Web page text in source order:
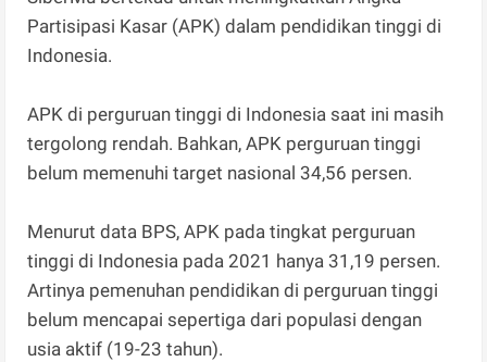
Partisipasi Kasar (APK) dalam pendidikan tinggi di
Indonesia.
APK di perguruan tinggi di Indonesia saat ini masih
tergolong rendah. Bahkan, APK perguruan tinggi
belum memenuhi target nasional 34,56 persen.
Menurut data BPS, APK pada tingkat perguruan
tinggi di Indonesia pada 2021 hanya 31,19 persen.
Artinya pemenuhan pendidikan di perguruan tinggi
belum mencapai sepertiga dari populasi dengan
usia aktif (19-23 tahun).